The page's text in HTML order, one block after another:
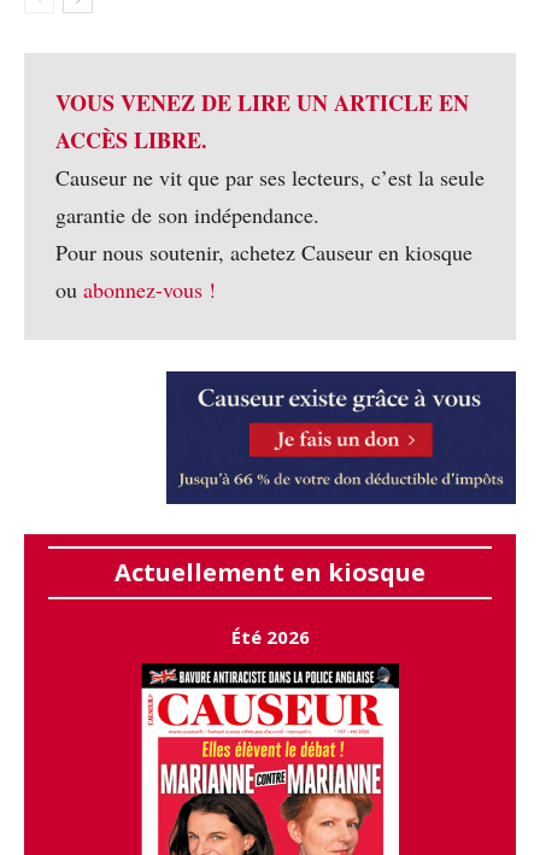
VOUS VENEZ DE LIRE UN ARTICLE EN
ACCÈS LIBRE.
Causeur ne vit que par ses lecteurs, c’est la seule
garantie de son indépendance.
Pour nous soutenir, achetez Causeur en kiosque
ou abonnez-vous !
Actuellement en kiosque
Été 2026